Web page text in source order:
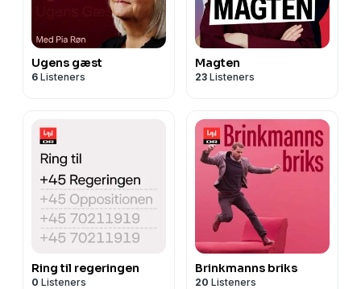
Ugens gæst
6 Listeners
Magten
23 Listeners
Ring til regeringen
0 Listeners
Brinkmanns briks
20 Listeners